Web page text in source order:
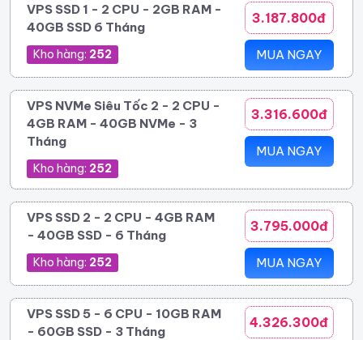
VPS SSD 1 - 2 CPU - 2GB RAM -
40GB SSD 6 Tháng
Kho hàng: 252
3.187.800đ
MUA NGAY
VPS NVMe Siêu Tốc 2 - 2 CPU -
4GB RAM - 40GB NVMe - 3
Tháng
Kho hàng: 252
3.316.600đ
MUA NGAY
VPS SSD 2 - 2 CPU - 4GB RAM
- 40GB SSD - 6 Tháng
Kho hàng: 252
3.795.000đ
MUA NGAY
VPS SSD 5 - 6 CPU - 10GB RAM
- 60GB SSD - 3 Tháng
4.326.300đ